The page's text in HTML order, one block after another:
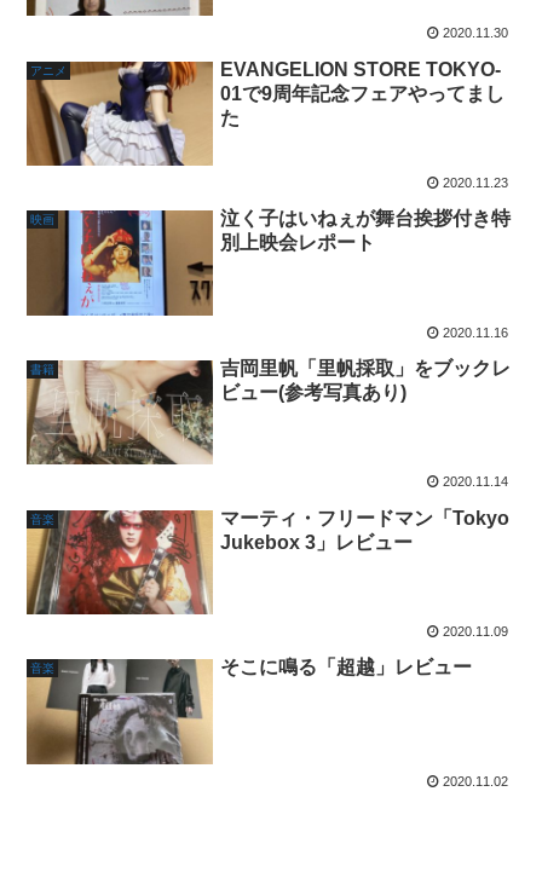
2020.11.30
アニメ
EVANGELION STORE TOKYO-
01で9周年記念フェアやってまし
た
2020.11.23
映画
泣く子はいねぇが舞台挨拶付き特
別上映会レポート
2020.11.16
書籍
吉岡里帆「里帆採取」をブックレ
ビュー(参考写真あり)
2020.11.14
音楽
マーティ・フリードマン「Tokyo
Jukebox 3」レビュー
2020.11.09
音楽 そこに鳴る「超越」レビュー
2020.11.02